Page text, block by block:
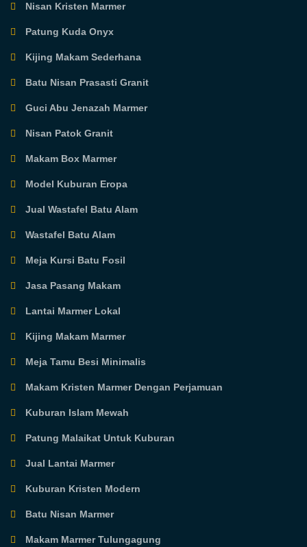
Nisan Kristen Marmer
Patung Kuda Onyx
Kijing Makam Sederhana
Batu Nisan Prasasti Granit
Guci Abu Jenazah Marmer
Nisan Patok Granit
Makam Box Marmer
Model Kuburan Eropa
Jual Wastafel Batu Alam
Wastafel Batu Alam
Meja Kursi Batu Fosil
Jasa Pasang Makam
Lantai Marmer Lokal
Kijing Makam Marmer
Meja Tamu Besi Minimalis
Makam Kristen Marmer Dengan Perjamuan
Kuburan Islam Mewah
Patung Malaikat Untuk Kuburan
Jual Lantai Marmer
Kuburan Kristen Modern
Batu Nisan Marmer
Makam Marmer Tulungagung